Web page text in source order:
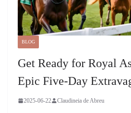
BLOG
Get Ready for Royal
Epic Five-Day
2025-06-22 Claudineia de Abreu